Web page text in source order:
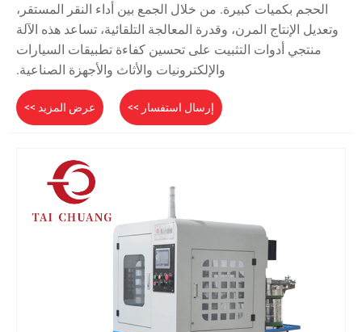
الحجم بكميات كبيرة. من خلال الجمع بين أداء النقر المستقر،
وتعديل الإنتاج المرن، وقدرة المعالجة التلقائية، تساعد هذه الآلة
منتجي أدوات التثبيت على تحسين كفاءة تطبيقات السيارات
والإلكترونيات والأثاث والأجهزة الصناعية.
عرض المزيد >> إرسال استفسار >>